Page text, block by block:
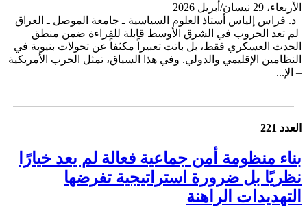
الأربعاء، 29 نيسان/أبريل 2026
د. فراس إلياس أستاذ العلوم السياسية ـ جامعة الموصل ـ العراق
لم تعد الحروب في الشرق الأوسط قابلة للقراءة ضمن منطق
الحدث العسكري فقط، بل باتت تعبيراً مكثفاً عن تحولات بنيوية في
النظامين الإقليمي والدولي. وفي هذا السياق، تمثل الحرب الأمريكية
– الإ...
العدد 221
بناء منظومة أمن جماعية فعالة لم يعد خيارًا
نظريًا بل ضرورة استراتيجية تفرضها
التهديدات الراهنة